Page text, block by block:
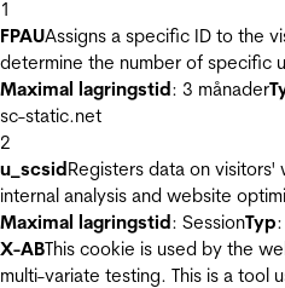
1
FPAUAssigns a specific ID to the
determine the number of specific
Maximal lagringstid: 3 månader
sc-static.net
2
u_scsidRegisters data on
internal analysis and website
Maximal lagringstid: SessionTyp
X-ABThis cookie is used by the
multi-variate testing. This is a tool